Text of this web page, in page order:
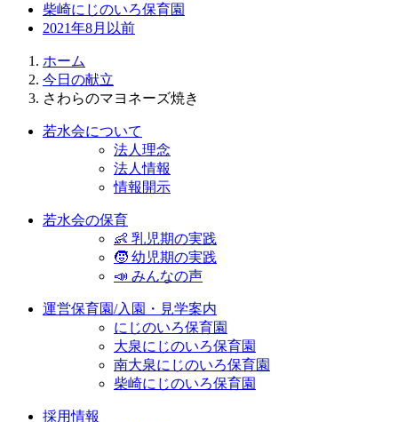
柴崎にじのいろ保育園
2021年8月以前
ホーム
今日の献立
さわらのマヨネーズ焼き
若水会について
法人理念
法人情報
情報開示
若水会の保育
👶 乳児期の実践
🧒 幼児期の実践
📣 みんなの声
運営保育園/入園・見学案内
にじのいろ保育園
大泉にじのいろ保育園
南大泉にじのいろ保育園
柴崎にじのいろ保育園
採用情報